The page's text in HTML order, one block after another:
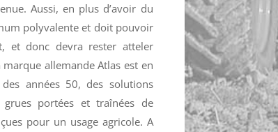
Aussi, en plus d’avoir du
polyvalente et doit pouvoir
et donc devra rester atteler
allemande Atlas est en
années 50, des solutions
portées et traînées de
pour un usage agricole. A